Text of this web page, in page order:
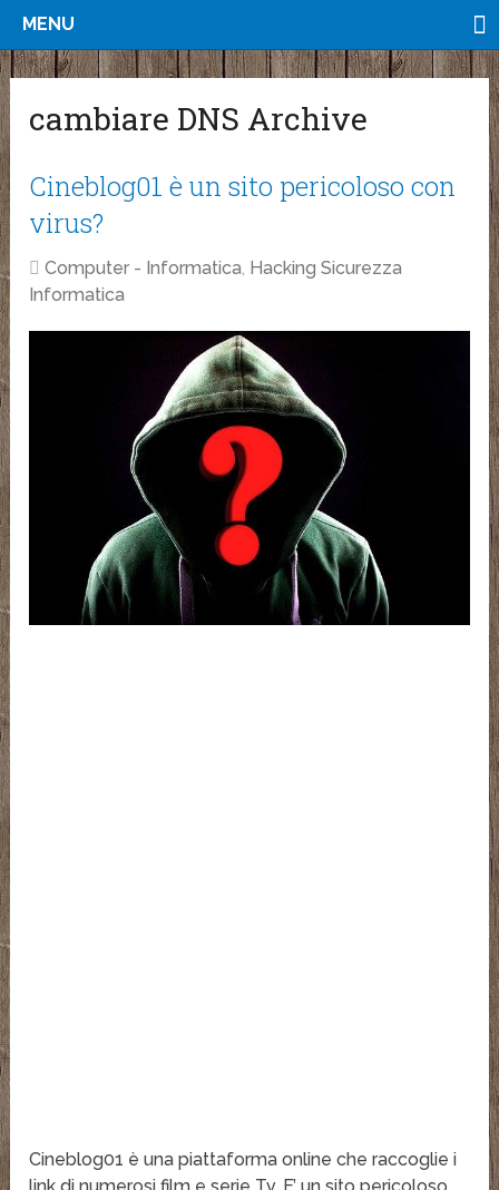
MENU
cambiare DNS Archive
Cineblog01 è un sito pericoloso con
virus?
Computer - Informatica, Hacking Sicurezza
Informatica
Cineblog01 è una piattaforma online che raccoglie i
link di numerosi film e serie Tv. E’ un sito pericoloso